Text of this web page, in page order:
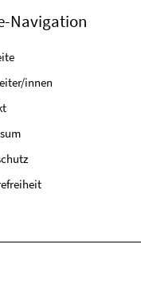
Navigation
innen